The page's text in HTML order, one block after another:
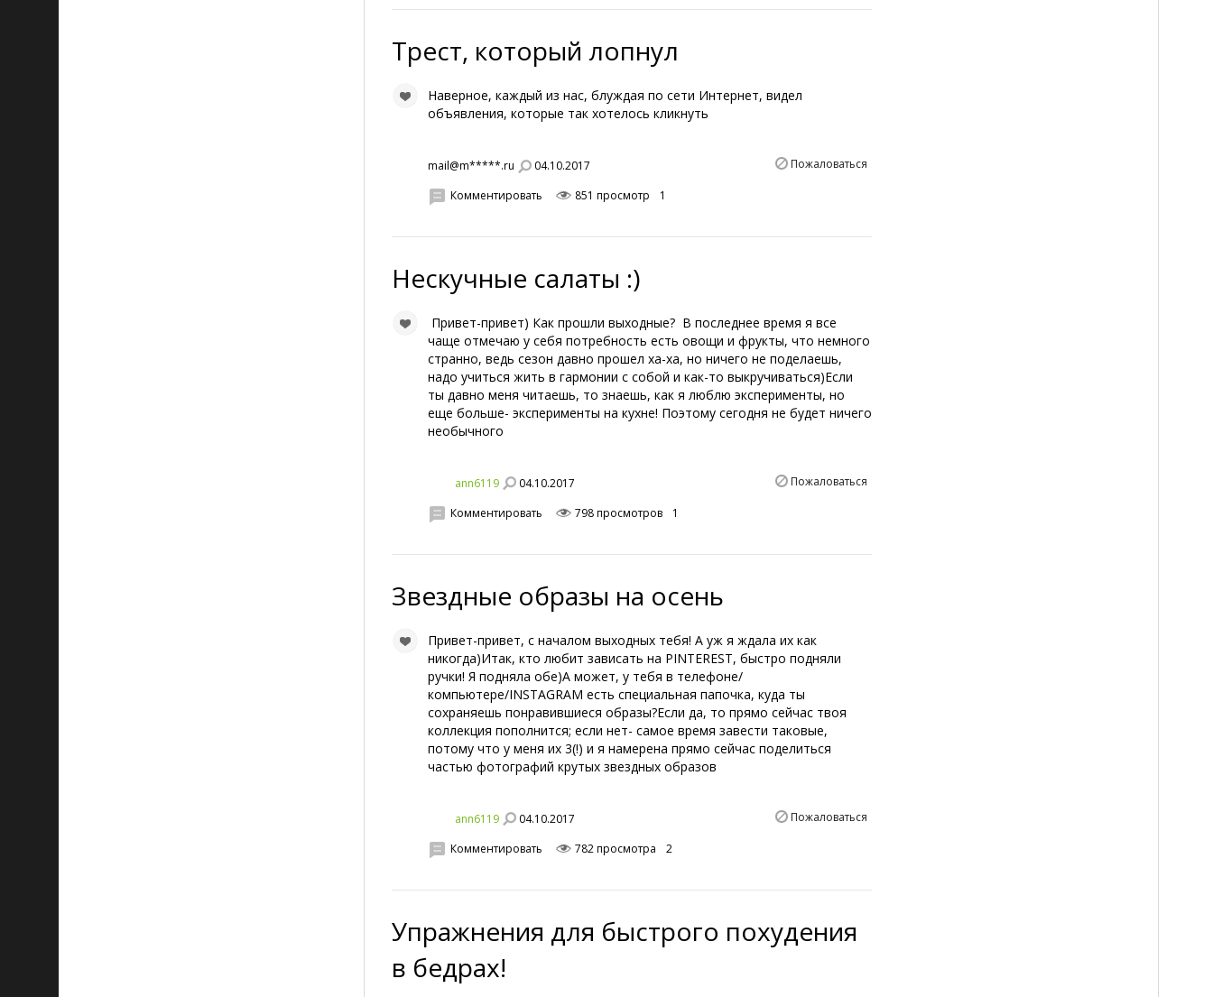
Трест, который лопнул
Наверное, каждый из нас, блуждая по сети Интернет, видел
объявления, которые так хотелось кликнуть
mail@m*****.ru 04.10.2017 Пожаловаться
Комментировать 851 просмотр 1
Нескучные салаты :)
Привет-привет) Как прошли выходные? В последнее время я все
чаще отмечаю у себя потребность есть овощи и фрукты, что немного
странно, ведь сезон давно прошел ха-ха, но ничего не поделаешь,
надо учиться жить в гармонии с собой и как-то выкручиваться)Если
ты давно меня читаешь, то знаешь, как я люблю эксперименты, но
еще больше- эксперименты на кухне! Поэтому сегодня не будет ничего
необычного
ann6119 04.10.2017 Пожаловаться
Комментировать 798 просмотров 1
Звездные образы на осень
Привет-привет, с началом выходных тебя! А уж я ждала их как
никогда)Итак, кто любит зависать на PINTEREST, быстро подняли
ручки! Я подняла обе)А может, у тебя в телефоне/
компьютере/INSTAGRAM есть специальная папочка, куда ты
сохраняешь понравившиеся образы?Если да, то прямо сейчас твоя
коллекция пополнится; если нет- самое время завести таковые,
потому что у меня их 3(!) и я намерена прямо сейчас поделиться
частью фотографий крутых звездных образов
ann6119 04.10.2017 Пожаловаться
Комментировать 782 просмотра 2
Упражнения для быстрого похудения
в бедрах!